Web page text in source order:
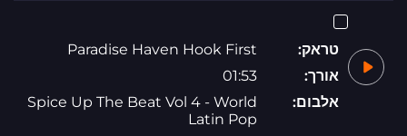
טראק:
Paradise Haven Hook First
אורך:
01:53
אלבום:
Spice Up The Beat Vol 4 - World
Latin Pop